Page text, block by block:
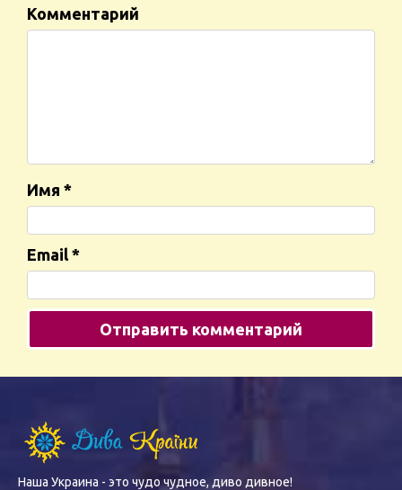
Комментарий
Имя *
Email *
Наша Украина - это чудо чудное, диво дивное!